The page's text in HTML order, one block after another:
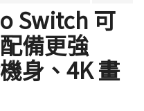
Switch 可
備更強
身、4K 畫